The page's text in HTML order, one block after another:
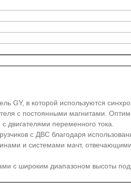
GY, в которой используются
с постоянными магнитами.
двигателями переменного тока.
с ДВС благодаря
и системами мачт, отвечающими
с широким диапазоном высоты